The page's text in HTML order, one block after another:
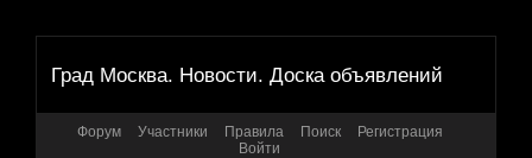
Град Москва. Новости. Доска объявлений
Форум Участники Правила Поиск
Регистрация
Войти